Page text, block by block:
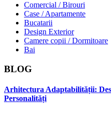
Comercial / Birouri
Case / Apartamente
Bucatarii
Design Exterior
Camere copii / Dormitoare
Bai
BLOG
Arhitectura Adaptabilității:
Personalități